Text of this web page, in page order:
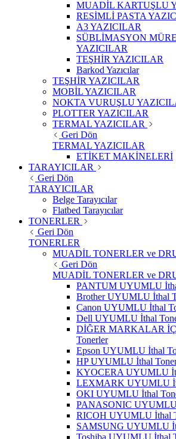
MUADİL KARTUŞLU
RESİMLİ PASTA
A3 YAZICILAR
SÜBLİMASYON
YAZICILAR
TEŞHİR YAZICILAR
Barkod Yazıcılar
TEŞHİR YAZICILAR
MOBİL YAZICILAR
NOKTA VURUŞLU
PLOTTER YAZICILAR
TERMAL YAZICILAR
Geri Dön
TERMAL YAZICILAR
ETİKET MAKİNELERİ
TARAYICILAR
Geri Dön
TARAYICILAR
Belge Tarayıcılar
Flatbed Tarayıcılar
TONERLER
Geri Dön
TONERLER
MUADİL TONERLER ve
Geri Dön
MUADİL TONERLER ve
PANTUM UYUMLU
Brother UYUMLU İthal
Canon UYUMLU İthal
Dell UYUMLU İthal
DİĞER MARKALAR
Tonerler
Epson UYUMLU İthal
HP UYUMLU İthal
KYOCERA UYUMLU
LEXMARK UYUMLU
OKI UYUMLU İthal
PANASONIC UYUMLU
RICOH UYUMLU İthal
SAMSUNG UYUMLU